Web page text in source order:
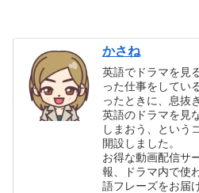
かさね
英語でドラマを見
った仕事をしてい
ったときに、息抜
英語のドラマを見
しまおう、という
開設しました。
お得な動画配信サ
報、ドラマ内で使
語フレーズをお届